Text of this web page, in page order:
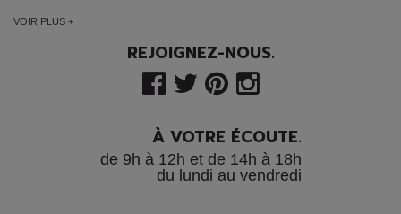
VOIR PLUS +
REJOIGNEZ-NOUS.
À VOTRE ÉCOUTE.
de 9h à 12h et de 14h à 18h
du lundi au vendredi